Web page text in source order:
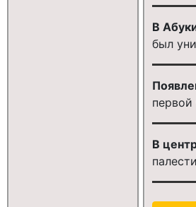
В
был
первой
В